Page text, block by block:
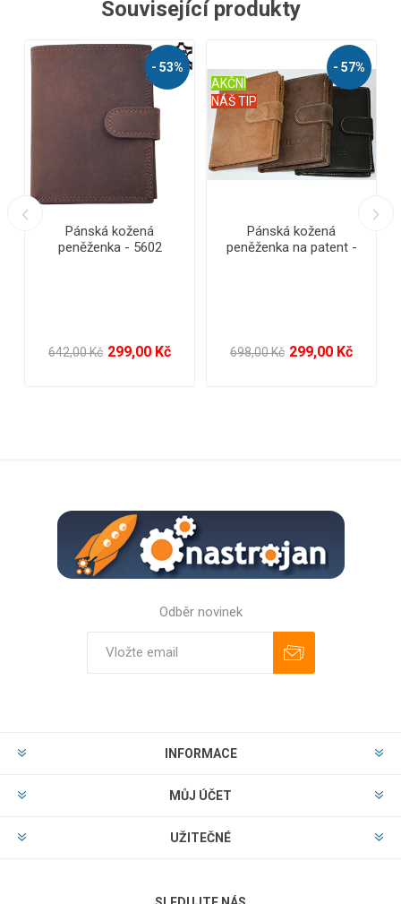
Související produkty
- 46%
Peněženka kasírka -
kvalitní pravá kůže
980,00 Kč 525,00 Kč
- 56%
Kožená peněženka na
patent - Wilds
750,00 Kč 328,00 Kč
Odběr novinek
INFORMACE
MŮJ ÚČET
UŽITEČNÉ